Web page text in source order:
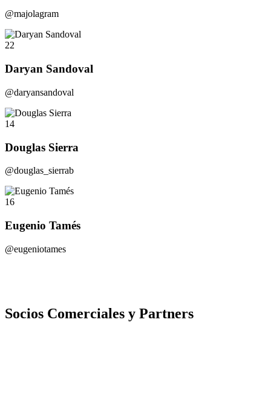
@majolagram
22
Daryan Sandoval
@daryansandoval
14
Douglas Sierra
@douglas_sierrab
16
Eugenio Tamés
@eugeniotames
Socios Comerciales y Partners